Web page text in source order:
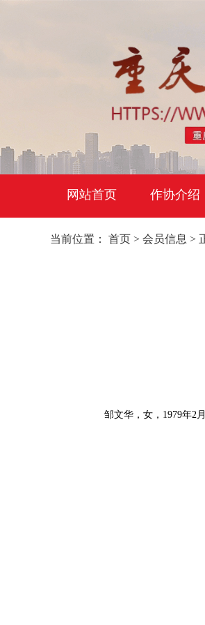
网站首页 作协介绍
当前位置： 首页 > 会员信息 >
邹文华，女，1979年2